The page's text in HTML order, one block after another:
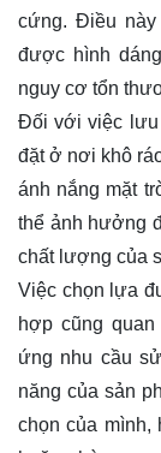
cứng. Điều này
được hình
nguy cơ tổn
Đối với việc lưu
đặt ở nơi khô
ánh nắng mặt
thể ảnh hưởng
chất lượng của
Việc chọn lựa
hợp cũng
ứng nhu cầu
năng của sản
chọn của mình,